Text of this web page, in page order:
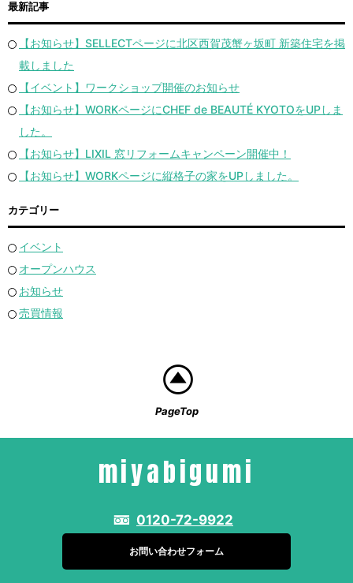
最新記事
【お知らせ】SELLECTページに北区西賀茂蟹ヶ坂町 新築住宅を掲
載しました
【イベント】ワークショップ開催のお知らせ
【お知らせ】WORKページにCHEF de BEAUTÉ KYOTOをUPしま
した。
【お知らせ】LIXIL 窓リフォームキャンペーン開催中！
【お知らせ】WORKページに縦格子の家をUPしました。
カテゴリー
イベント
オープンハウス
お知らせ
売買情報
PageTop
miyabigumi
0120-72-9922
お問い合わせフォーム